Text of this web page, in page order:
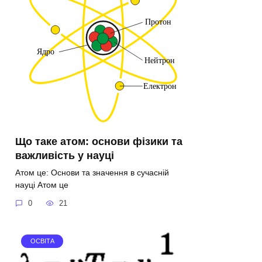
Що таке атом: основи фізики та
важливість у науці
Атом це: Основи та значення в сучасній
науці Атом це
0 21
ОСВІТА